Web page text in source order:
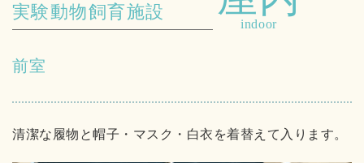
実験動物飼育施設
indoor
前室
清潔な履物と帽子・マスク・白衣を着替えて入ります。